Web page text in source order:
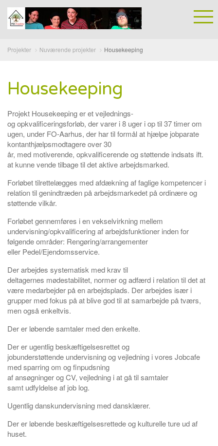
Projekter Nuværende projekter Housekeeping
Housekeeping
Projekt Housekeeping er et vejlednings-
og opkvalificeringsforløb, der varer i 8 uger i op til 37 timer om
ugen, under FO-Aarhus, der har til formål at hjælpe jobparate
kontanthjælpsmodtagere over 30
år, med motiverende, opkvalificerende og støttende indsats ift.
at kunne vende tilbage til det aktive arbejdsmarked.
Forløbet tilrettelægges med afdækning af faglige kompetencer i
relation til genindtræden på arbejdsmarkedet på ordinære og
støttende vilkår.
Forløbet gennemføres i en vekselvirkning mellem
undervisning/opkvalificering af arbejdsfunktioner inden for
følgende områder: Rengøring/arrangementer
eller Pedel/Ejendomsservice.
Der arbejdes systematisk med krav til
deltagernes mødestabilitet, normer og adfærd i relation til det at
være medarbejder på en arbejdsplads. Der arbejdes især i
grupper med fokus på at blive god til at samarbejde på tværs,
men også enkeltvis.
Der er løbende samtaler med den enkelte.
Der er ugentlig beskæftigelsesrettet og
jobunderstøttende undervisning og vejledning i vores Jobcafe
med sparring om og finpudsning
af ansøgninger og CV, vejledning i at gå til samtaler
samt udfyldelse af job log.
Ugentlig danskundervisning med dansklærer.
Der er løbende beskæftigelsesrettede og kulturelle ture ud af
huset.